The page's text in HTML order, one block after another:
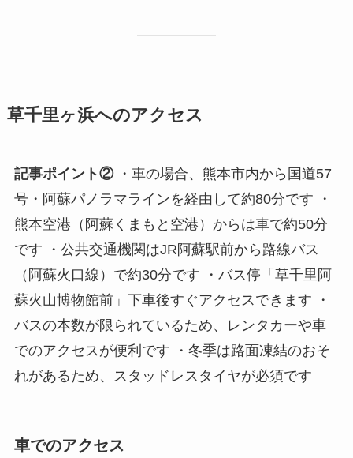
草千里ヶ浜へのアクセス
記事ポイント②・車の場合、熊本市内から国道57
号・阿蘇パノラマラインを経由して約80分です ・
熊本空港（阿蘇くまもと空港）からは車で約50分
です ・公共交通機関はJR阿蘇駅前から路線バス
（阿蘇火口線）で約30分です ・バス停「草千里阿
蘇火山博物館前」下車後すぐアクセスできます ・
バスの本数が限られているため、レンタカーや車
でのアクセスが便利です ・冬季は路面凍結のおそ
れがあるため、スタッドレスタイヤが必須です
車でのアクセス